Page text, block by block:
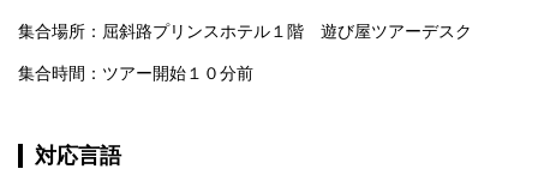
集合場所：屈斜路プリンスホテル１階　遊び屋ツアーデスク
集合時間：ツアー開始１０分前
対応言語